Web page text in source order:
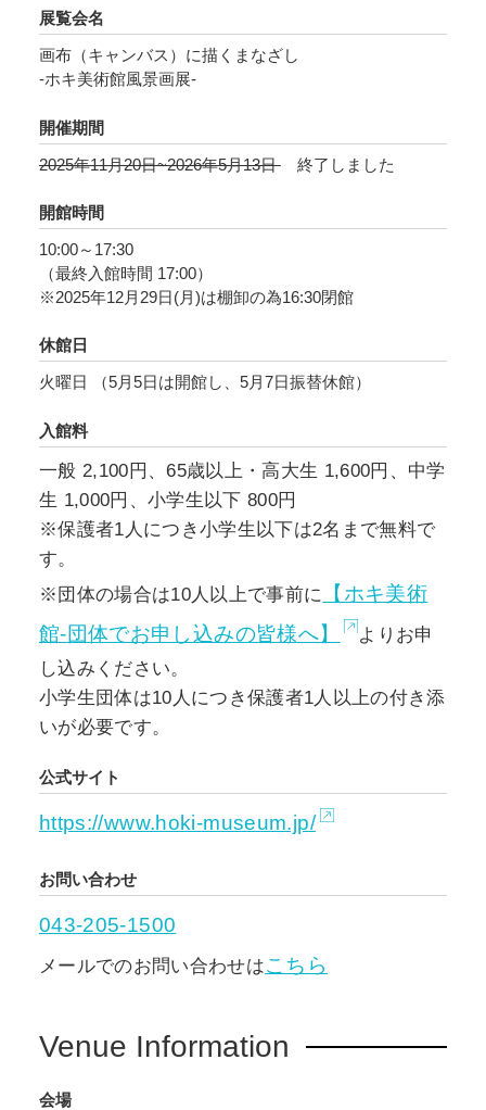
の完成に数ヶ月を費やす写実絵画としてその景
色を残そうと思ったのか…。
作家が想いを込めた数々の風景画から、ぜひ写
実の魅力を感じてください。
見たままの自然の力強さを描いたもの、今はも
う存在しない景色を、記憶を頼りに描いたも
の、幼少期の思い出の中にある樹木の姿を今の
景色へ投影したもの…
写実的な風景画と一まとめにしてしまうにはも
な想いが込められています。
どんな考えで、どんな想いを込めて画家はまな
きとめたのか…
風景画を鑑賞するとき、そんなことにも想いを
はせていただければ幸いです。
展覧会名
画布（キャンバス）に描くまなざし
-ホキ美術館風景画展-
開催期間
2025年11月20日~2026年5月13日
終了しました
開館時間
10:00～17:30
（最終入館時間 17:00）
※2025年12月29日(月)は棚卸の為16:30閉館
休館日
火曜日 （5月5日は開館し、5月7日振替休館）
入館料
一般 2,100円、65歳以上・高大生 1,600円、中学
生 1,000円、小学生以下 800円
※保護者1人につき小学生以下は2名まで無料で
す。
※団体の場合は10人以上で事前に
【ホキ美術
館-団体でお申し込みの皆様へ】
よりお申
し込みください。
小学生団体は10人につき保護者1人以上の付き添
いが必要です。
公式サイト
https://www.hoki-museum.jp/
お問い合わせ
043-205-1500
メールでのお問い合わせはこちら
Venue Information
会場